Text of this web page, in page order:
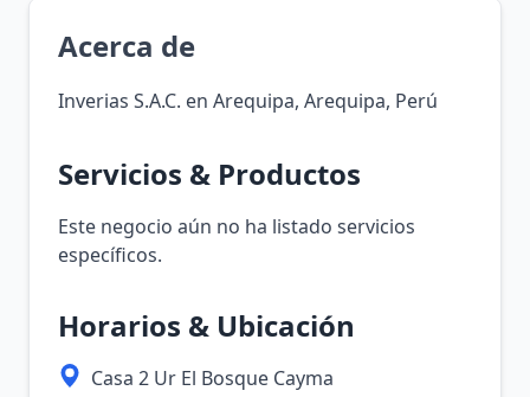
Acerca de
Inverias S.A.C. en Arequipa, Arequipa, Perú
Servicios & Productos
Este negocio aún no ha listado servicios
específicos.
Horarios & Ubicación
Casa 2 Ur El Bosque Cayma